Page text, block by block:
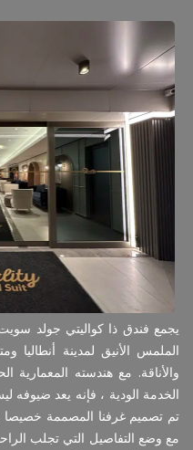
يجمع فندق ذا كواليتي جولد
الملمس الأنيق لمدينة أنطاليا
والأناقة. مع هندسته المعمارية
الخدمة الودية ، فإنه يعد
تم تصميم غرفنا المصممة خصيصا
مع وضع التفاصيل التي تجلب